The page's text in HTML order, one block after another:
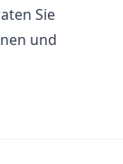
Sie
und